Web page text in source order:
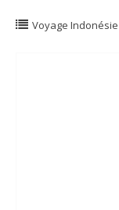
Voyage Indonésie